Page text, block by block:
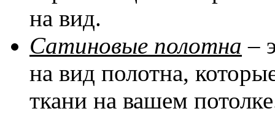
на вид.
Сатиновые полотна –
на вид полотна,
ткани на вашем